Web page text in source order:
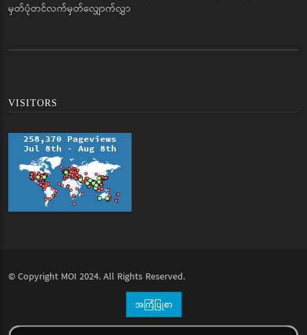
မှတ်ပုံတင်လက်မှတ်လျှောက်လွှာ
VISITORS
© Copyright MOI 2024. All Rights Reserved.
အကြံပြုစာ